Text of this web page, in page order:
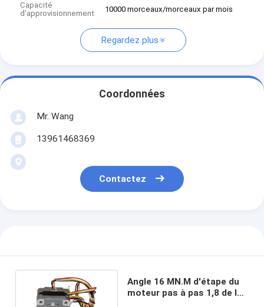
Capacité
d'approvisionnement
10000 morceaux/morceaux par mois
Regardez plus
Coordonnées
Mr. Wang
13961468369
Contactez
Angle 16 MN.M d'étape du
moteur pas à pas 1,8 de la